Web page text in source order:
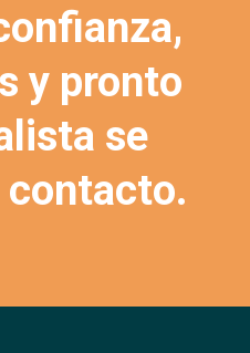
y pronto
se
contacto.